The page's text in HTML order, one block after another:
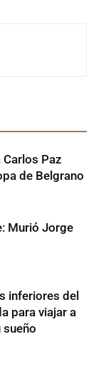
Carlos Paz
de Belgrano
Murió Jorge
inferiores del
para viajar a
sueño